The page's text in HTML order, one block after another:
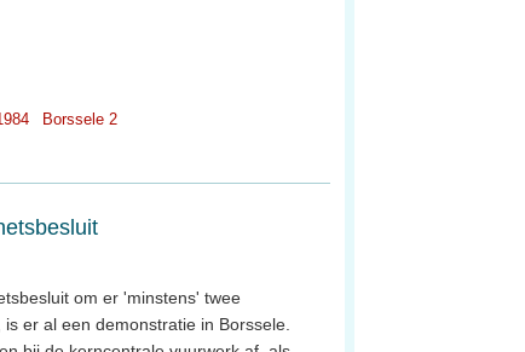
Borssele 2
om er 'minstens' twee
er al een demonstratie in Borssele.